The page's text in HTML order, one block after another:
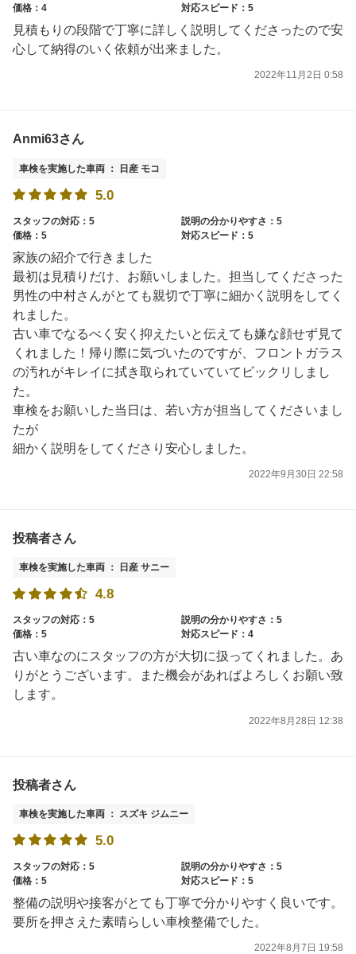
価格：4
対応スピード：5
見積もりの段階で丁寧に詳しく説明してくださったので安
心して納得のいく依頼が出来ました。
2022年11月2日 0:58
Anmi63さん
車検を実施した車両 ： 日産 モコ
5.0
スタッフの対応：5
説明の分かりやすさ：5
価格：5
対応スピード：5
家族の紹介で行きました
最初は見積りだけ、お願いしました。担当してくださった
男性の中村さんがとても親切で丁寧に細かく説明をしてく
れました。
古い車でなるべく安く抑えたいと伝えても嫌な顔せず見て
くれました！帰り際に気づいたのですが、フロントガラス
の汚れがキレイに拭き取られていていてビックリしまし
た。
車検をお願いした当日は、若い方が担当してくださいまし
たが
細かく説明をしてくださり安心しました。
2022年9月30日 22:58
投稿者さん
車検を実施した車両 ： 日産 サニー
4.8
スタッフの対応：5
説明の分かりやすさ：5
価格：5
対応スピード：4
古い車なのにスタッフの方が大切に扱ってくれました。あ
りがとうございます。また機会があればよろしくお願い致
します。
2022年8月28日 12:38
投稿者さん
車検を実施した車両 ： スズキ ジムニー
5.0
スタッフの対応：5
説明の分かりやすさ：5
価格：5
対応スピード：5
整備の説明や接客がとても丁寧で分かりやすく良いです。
要所を押さえた素晴らしい車検整備でした。
2022年8月7日 19:58